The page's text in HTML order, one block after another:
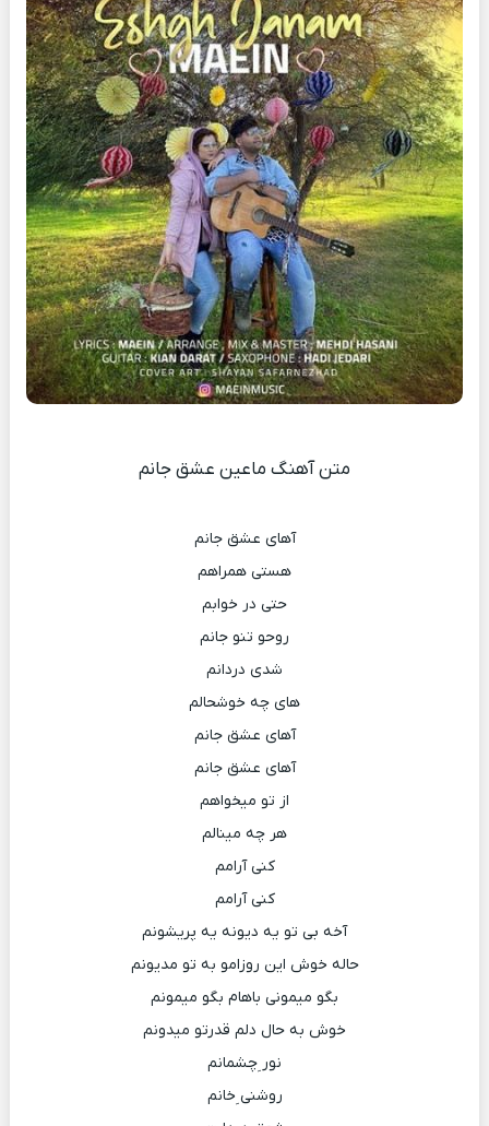
متن آهنگ ماعین عشق جانم
آهای عشق جانم
هستی همراهم
حتی در خوابم
روحو تنو جانم
شدی دردانم
های چه خوشحالم
آهای عشق جانم
آهای عشق جانم
از تو میخواهم
هر چه مینالم
کنی آرامم
کنی آرامم
آخه بی تو یه دیونه یه پریشونم
حاله خوش این روزامو به تو مدیونم
بگو میمونی باهام بگو میمونم
خوش به حال دلم قدرتو میدونم
نور ِچشمانم
روشنی ِخانم